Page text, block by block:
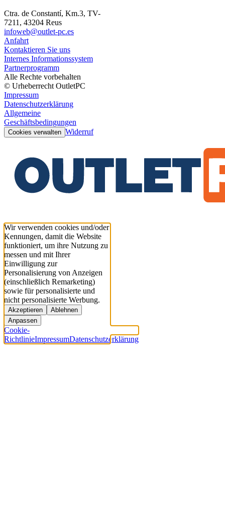
Ctra. de Constantí, Km.3, TV-
7211, 43204 Reus
infoweb@outlet-pc.es
Anfahrt
Kontaktieren Sie uns
Internes Informationssystem
Partnerprogramm
Alle Rechte vorbehalten
© Urheberrecht OutletPC
Impressum
Datenschutzerklärung
Allgemeine
Geschäftsbedingungen
Cookies verwalten Widerruf
Wir verwenden cookies und/oder
Kennungen, damit die Website
funktioniert, um ihre Nutzung zu
messen und mit Ihrer
Einwilligung zur
Personalisierung von Anzeigen
(einschließlich Remarketing)
sowie für personalisierte und
nicht personalisierte Werbung.
Akzeptieren
Ablehnen
Anpassen
Cookie-
RichtlinieImpressumDatenschutzerklärung